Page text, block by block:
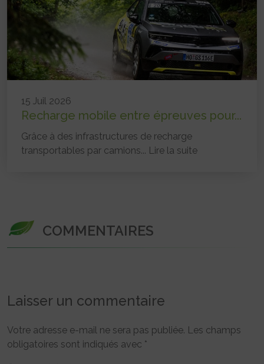
15 Juil 2026
Recharge mobile entre épreuves pour...
Grâce à des infrastructures de recharge
transportables par camions... Lire la suite
COMMENTAIRES
Laisser un commentaire
Votre adresse e-mail ne sera pas publiée. Les champs
obligatoires sont indiqués avec *